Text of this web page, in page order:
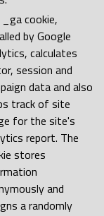
cookie,
by Google
calculates
session and
data and also
track of site
for the site's
report. The
stores
and
a randomly